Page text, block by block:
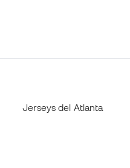
Jerseys del Atlanta